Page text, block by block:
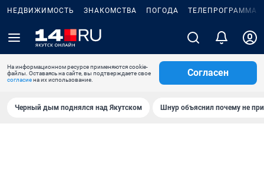
НЕДВИЖИМОСТЬ ЗНАКОМСТВА ПОГОДА ТЕЛЕПРОГРАММА
На информационном ресурсе применяются cookie-
файлы. Оставаясь на сайте, вы подтверждаете свое
согласиена их использование.
Согласен
Черный дым поднялся над Якутском Шнур объяснил почему не